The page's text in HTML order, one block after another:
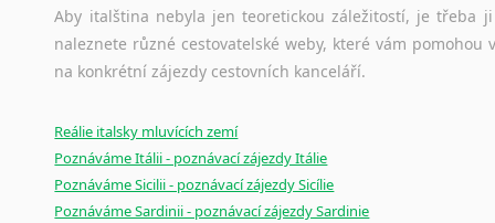
Aby italština nebyla jen teoretickou záležitostí, je třeba
naleznete různé cestovatelské weby, které vám
na konkrétní zájezdy cestovních kanceláří.
Reálie italsky mluvících zemí
Poznáváme Itálii - poznávací zájezdy Itálie
Poznáváme Sicilii - poznávací zájezdy Sicílie
Poznáváme Sardinii - poznávací zájezdy Sardinie